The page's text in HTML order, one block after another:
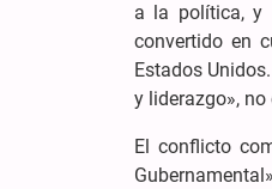
a la política, y
convertido en
Estados
y liderazgo»,
El conflicto